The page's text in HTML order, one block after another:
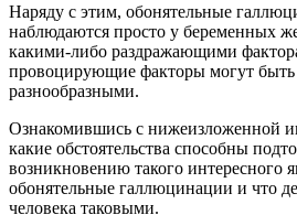
Наряду с этим, обонятельные
наблюдаются просто у беременных
какими-либо раздражающими
провоцирующие факторы могут
разнообразными.
Ознакомившись с нижеизложенной
какие обстоятельства способны
возникновению такого интересного
обонятельные галлюцинации и что
человека таковыми.